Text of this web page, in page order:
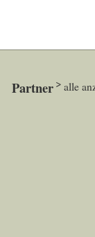
Partner alle